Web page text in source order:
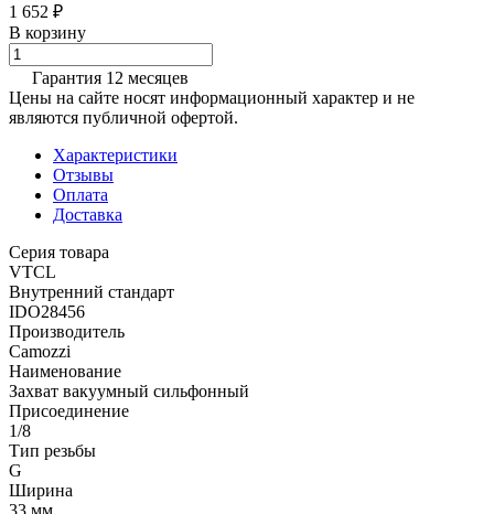
1 652 ₽
В корзину
Гарантия 12 месяцев
Цены на сайте носят информационный характер и не
являются публичной офертой.
Характеристики
Отзывы
Оплата
Доставка
Серия товара
VTCL
Внутренний стандарт
IDO28456
Производитель
Camozzi
Наименование
Захват вакуумный сильфонный
Присоединение
1/8
Тип резьбы
G
Ширина